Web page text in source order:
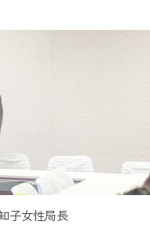
子女性局長